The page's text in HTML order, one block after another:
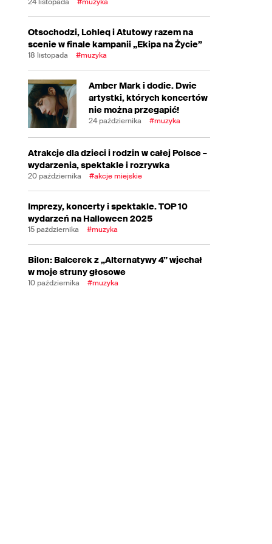
Otsochodzi, Lohleq i Atutowy razem na
scenie w finale kampanii „Ekipa na Życie”
18 listopada #muzyka
Amber Mark i dodie. Dwie
artystki, których koncertów
nie można przegapić!
24 października #muzyka
Atrakcje dla dzieci i rodzin w całej Polsce –
wydarzenia, spektakle i rozrywka
20 października #akcje miejskie
Imprezy, koncerty i spektakle. TOP 10
wydarzeń na Halloween 2025
15 października #muzyka
Bilon: Balcerek z „Alternatywy 4” wjechał
w moje struny głosowe
10 października #muzyka